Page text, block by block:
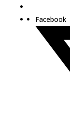
Facebook